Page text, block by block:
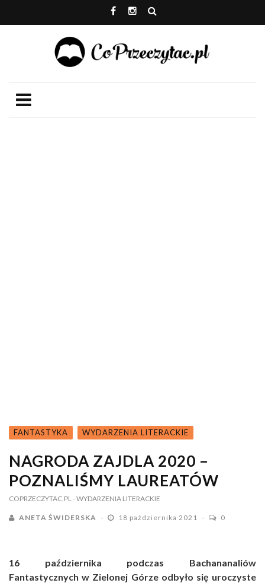
FANTASTYKA WYDARZENIA LITERACKIE
NAGRODA ZAJDLA 2020 –
POZNALIŚMY LAUREATÓW
COPRZECZYTAC.PL - WYDARZENIA LITERACKIE
ANETA ŚWIDERSKA 18 października 2021 0
16 października podczas Bachananaliów
Fantastycznych w Zielonej Górze odbyło się uroczyste